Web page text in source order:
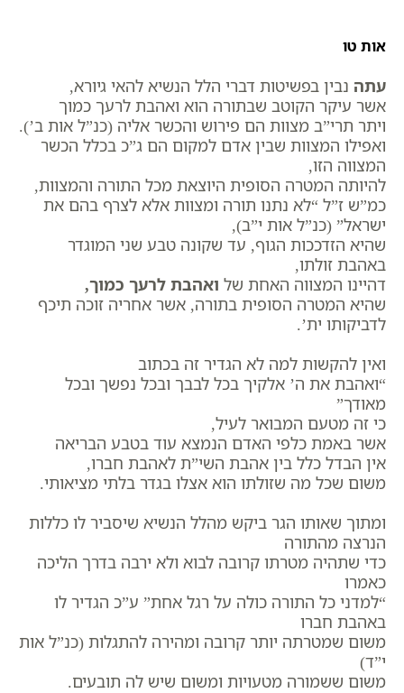
אות טו
עתה נבין בפשיטות דברי הלל הנשיא להאי גיורא,
אשר עיקר הקוטב שבתורה הוא ואהבת לרעך כמוך
ויתר תרי”ב מצוות הם פירוש והכשר אליה (כנ”ל אות ב’).
ואפילו המצוות שבין אדם למקום הם ג”כ בכלל הכשר
המצווה הזו,
להיותה המטרה הסופית היוצאת מכל התורה והמצוות,
כמ”ש ז”ל “לא נתנו תורה ומצוות אלא לצרף בהם את
ישראל” (כנ”ל אות י”ב),
שהיא הזדככות הגוף, עד שקונה טבע שני המוגדר
באהבת זולתו,
דהיינו המצווה האחת של ואהבת לרעך כמוך,
שהיא המטרה הסופית בתורה, אשר אחריה זוכה תיכף
לדביקותו ית’.
ואין להקשות למה לא הגדיר זה בכתוב
“ואהבת את ה’ אלקיך בכל לבבך ובכל נפשך ובכל
מאודך”
כי זה מטעם המבואר לעיל,
אשר באמת כלפי האדם הנמצא עוד בטבע הבריאה
אין הבדל כלל בין אהבת השי”ת לאהבת חברו,
משום שכל מה שזולתו הוא אצלו בגדר בלתי מציאותי.
ומתוך שאותו הגר ביקש מהלל הנשיא שיסביר לו כללות
הנרצה מהתורה
כדי שתהיה מטרתו קרובה לבוא ולא ירבה בדרך הליכה
כאמרו
“למדני כל התורה כולה על רגל אחת” ע”כ הגדיר לו
באהבת חברו
משום שמטרתה יותר קרובה ומהירה להתגלות (כנ”ל אות
י”ד)
משום ששמורה מטעויות ומשום שיש לה תובעים.